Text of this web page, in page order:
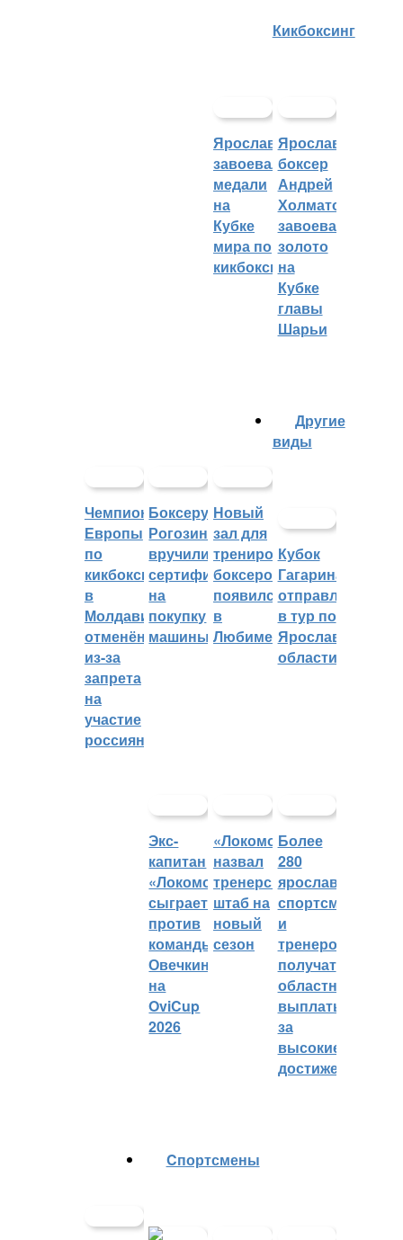
Кикбоксинг
Ярославцы
завоевали
медали
на
Кубке
мира по
кикбоксингу
Ярославский
боксер
Андрей
Холматов
завоевал
золото
на
Кубке
главы
Шарьи
Чемпионат
Европы
по
кикбоксингу
в
Молдавии
отменён
из-за
запрета
на
участие
россиян
Боксеру
Рогозину
вручили
сертификат
на
покупку
машины
Новый
зал для
тренировок
боксеров
появился
в
Любиме
Другие
виды
Кубок
Гагарина
отправляется
в тур по
Ярославской
области
Экс-
капитан
«Локомотива»
сыграет
против
команды
Овечкина
на
OviCup
2026
«Локомотив»
назвал
тренерский
штаб на
новый
сезон
Более
280
ярославских
спортсменов
и
тренеров
получат
областные
выплаты
за
высокие
достижения
Cпортсмены